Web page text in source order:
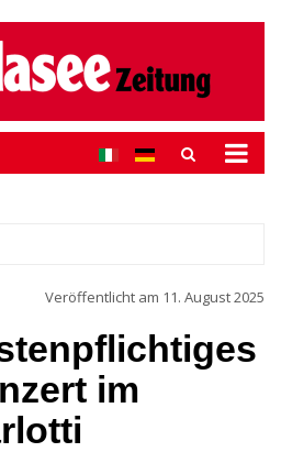
Veröffentlicht am 11. August 2025
im